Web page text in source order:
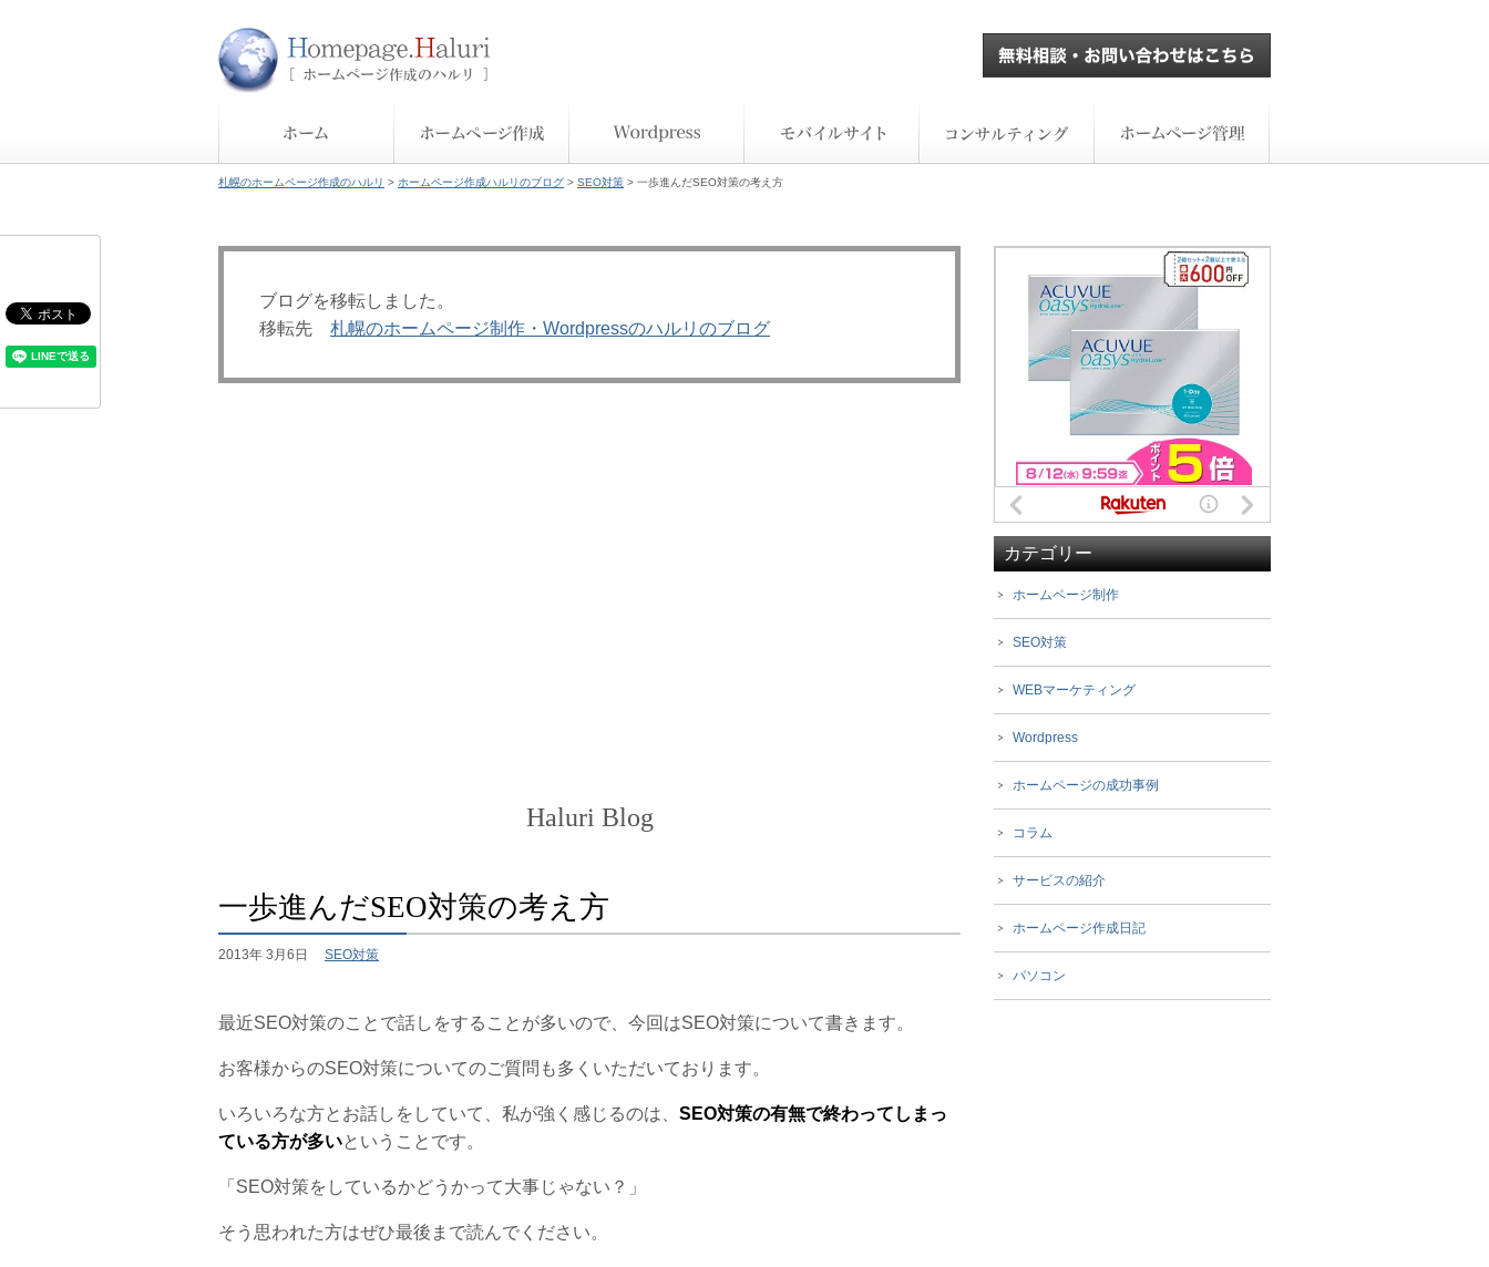
札幌のホームページ作成のハルリ > ホームページ作成ハルリのブログ > SEO対策 > 一歩進んだSEO対策の考え方
ブログを移転しました。
移転先 札幌のホームページ制作・Wordpressのハルリのブログ
Haluri Blog
一歩進んだSEO対策の考え方
2013年 3月6日 SEO対策
最近SEO対策のことで話しをすることが多いので、今回はSEO対策について書きます。
お客様からのSEO対策についてのご質問も多くいただいております。
いろいろな方とお話しをしていて、私が強く感じるのは、 SEO対策の有無で終わってしまっ
ている方が多いということです。
「SEO対策をしているかどうかって大事じゃない？」
そう思われた方はぜひ最後まで読んでください。
カテゴリー
ホームページ制作
SEO対策
WEBマーケティング
Wordpress
ホームページの成功事例
コラム
サービスの紹介
ホームページ作成日記
パソコン